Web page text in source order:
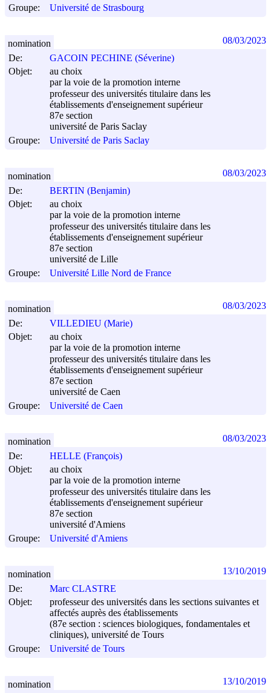
Groupe:
Université de Strasbourg
De:
GACOIN PECHINE (Séverine)
Objet:
au choix
par la voie de la promotion interne
professeur des universités titulaire dans les
établissements d'enseignement supérieur
87e section
université de Paris Saclay
Groupe:
Université de Paris Saclay
nomination 08/03/2023
De:
BERTIN (Benjamin)
Objet:
au choix
par la voie de la promotion interne
professeur des universités titulaire dans les
établissements d'enseignement supérieur
87e section
université de Lille
Groupe:
Université Lille Nord de France
nomination 08/03/2023
De:
VILLEDIEU (Marie)
Objet:
au choix
par la voie de la promotion interne
professeur des universités titulaire dans les
établissements d'enseignement supérieur
87e section
université de Caen
Groupe:
Université de Caen
nomination 08/03/2023
De:
HELLE (François)
Objet:
au choix
par la voie de la promotion interne
professeur des universités titulaire dans les
établissements d'enseignement supérieur
87e section
université d'Amiens
Groupe:
Université d'Amiens
nomination 08/03/2023
De:
Marc CLASTRE
Objet:
professeur des universités dans les sections suivantes et
affectés auprès des établissements
(87e section : sciences biologiques, fondamentales et
cliniques), université de Tours
Groupe:
Université de Tours
nomination 13/10/2019
nomination 13/10/2019